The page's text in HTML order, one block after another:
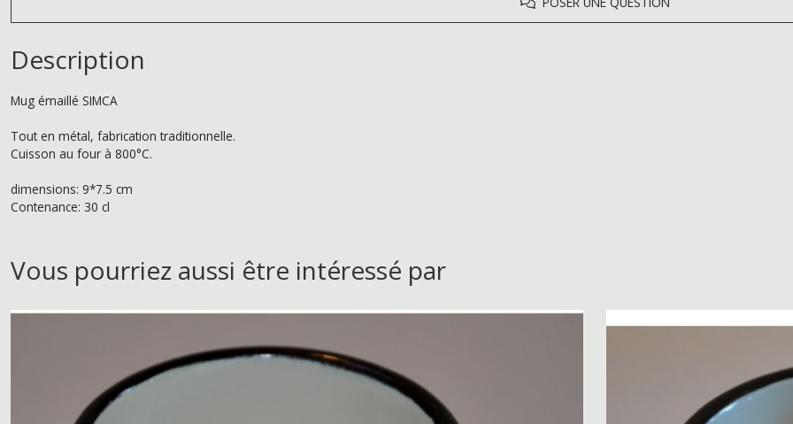
Description
Mug émaillé SIMCA
Tout en métal, fabrication traditionnelle.
Cuisson au four à 800°C.
dimensions: 9*7.5 cm
Contenance: 30 cl
Vous pourriez aussi être intéressé par